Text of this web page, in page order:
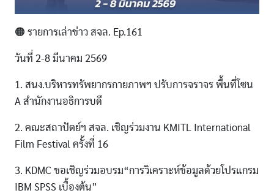
🟠 รายการเล่าข่าว สจล. Ep.161
วันที่ 2-8 มีนาคม 2569
1. สนง.บริหารทรัพยากรกายภาพฯ ปรับการจราจร พื้นที่โซน
A สำนักงานอธิการบดี
2. คณะสถาปัตย์ฯ สจล. เชิญร่วมงาน KMITL International
Film Festival ครั้งที่ 16
3. KDMC ขอเชิญร่วมอบรม“การวิเคราะห์ข้อมูลด้วยโปรแกรม
IBM SPSS เบื้องต้น”